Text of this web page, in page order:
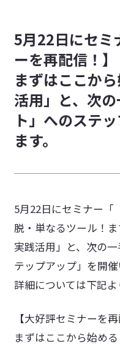
プライバシーポリシ
採用活動における
特定商取引法に基づ
情報セキュリティに
カスタマーハラス
5月22日にセミ
ーを再配信！
まずはここか
活用」と、次
ト」へのステ
ます。
5月22日にセミナー「
脱・単なるツール！
実践活用」と、次の
テップアップ」を開催
詳細については下記よ
【大好評セミナーを
まずはここから始め